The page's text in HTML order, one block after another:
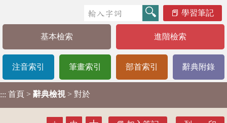
學習筆記
基本檢索 進階檢索
注音索引 筆畫索引 部首索引 辭典附錄
::: 首頁 > 辭典檢視 > 對於